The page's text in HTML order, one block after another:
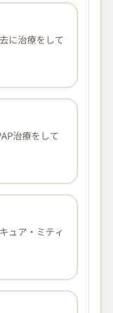
に治療をして
治療をして
ュア・ミティ